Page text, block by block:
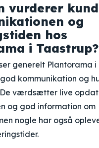
vurderer
og
hos
i Taastrup?
generelt Plantorama i
kommunikation og
værdsætter live
og god information om
nogle har også